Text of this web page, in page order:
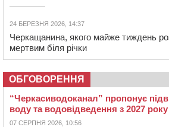
24 БЕРЕЗНЯ 2026, 14:37
Черкащанина, якого майже тиждень
мертвим біля річки
ОБГОВОРЕННЯ
“Черкасиводоканал” пропонує
воду та водовідведення з 2027 року
07 СЕРПНЯ 2026, 10:56